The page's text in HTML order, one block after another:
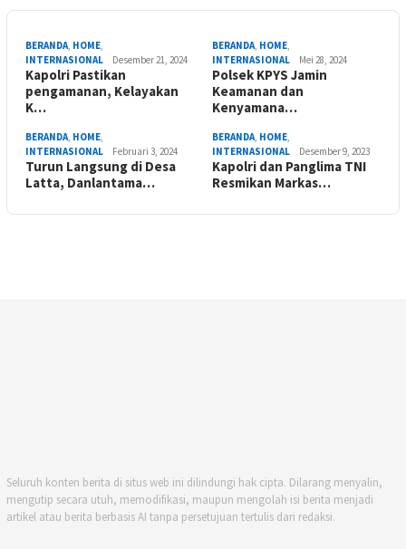
BERANDA, HOME,
INTERNASIONAL
Desember 21, 2024
Kapolri Pastikan
pengamanan, Kelayakan
K…
BERANDA, HOME,
INTERNASIONAL
Mei 28, 2024
Polsek KPYS Jamin
Keamanan dan
Kenyamana…
BERANDA, HOME,
INTERNASIONAL
Februari 3, 2024
Turun Langsung di Desa
Latta, Danlantama…
BERANDA, HOME,
INTERNASIONAL
Desember 9, 2023
Kapolri dan Panglima TNI
Resmikan Markas…
Seluruh konten berita di situs web ini dilindungi hak cipta. Dilarang menyalin,
mengutip secara utuh, memodifikasi, maupun mengolah isi berita menjadi
artikel atau berita berbasis AI tanpa persetujuan tertulis dari redaksi.